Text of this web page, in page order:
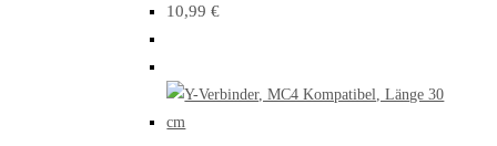
10,99€